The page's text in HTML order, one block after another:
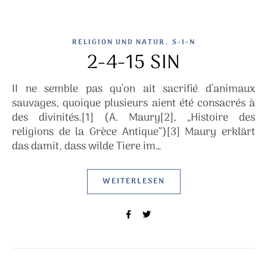
RELIGION UND NATUR, S-I-N
2-4-15 SIN
II ne semble pas qu’on ait sacrifié d’animaux
sauvages, quoique plusieurs aient été consacrés à
des divinités.[1] (A. Maury[2], „Histoire des
religions de la Grèce Antique“)[3] Maury erklärt
das damit, dass wilde Tiere im…
WEITERLESEN